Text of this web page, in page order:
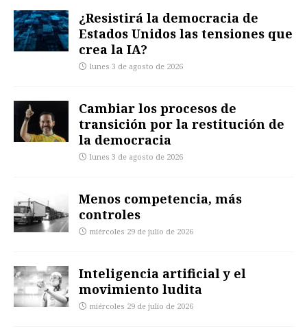
¿Resistirá la democracia de
Estados Unidos las tensiones que
crea la IA?
lunes 3 de agosto de 2026
Cambiar los procesos de
transición por la restitución de
la democracia
lunes 3 de agosto de 2026
Menos competencia, más
controles
miércoles 29 de julio de 2026
Inteligencia artificial y el
movimiento ludita
miércoles 29 de julio de 2026